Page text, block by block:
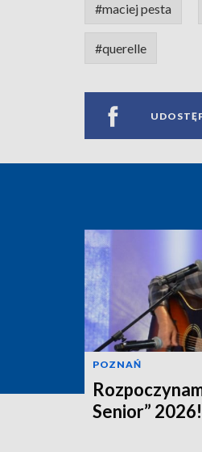
#maciej pesta
#querelle
POZNAŃ
Senior” 2026!